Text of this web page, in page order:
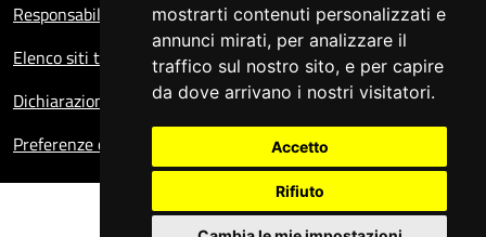
mostrarti contenuti personalizzati e
annunci mirati, per analizzare il
traffico sul nostro sito, e per capire
da dove arrivano i nostri visitatori.
Accetto
Rifiuto
Responsabile del sito
Elenco siti tematici
Dichiarazione di accessibilità
Preferenze cookie